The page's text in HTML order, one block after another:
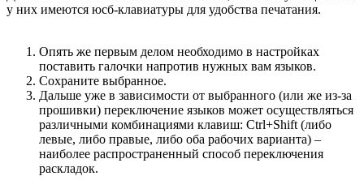
у них имеются юсб-клавиатуры для удобства печатания.
Опять же первым делом необходимо в настройках
поставить галочки напротив нужных вам языков.
Сохраните выбранное.
Дальше уже в зависимости от выбранного (или же из-за
прошивки) переключение языков может осуществляться
различными комбинациями клавиш: Ctrl+Shift (либо
левые, либо правые, либо оба рабочих варианта) –
наиболее распространенный способ переключения
раскладок.